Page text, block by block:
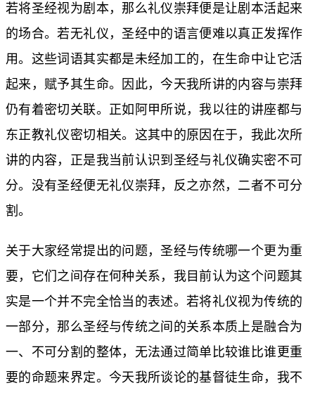
若将圣经视为剧本，那么礼仪崇拜便是让剧本活起来
的场合。若无礼仪，圣经中的语言便难以真正发挥作
用。这些词语其实都是未经加工的，在生命中让它活
起来，赋予其生命。因此，今天我所讲的内容与崇拜
仍有着密切关联。正如阿甲所说，我以往的讲座都与
东正教礼仪密切相关。这其中的原因在于，我此次所
讲的内容，正是我当前认识到圣经与礼仪确实密不可
分。没有圣经便无礼仪崇拜，反之亦然，二者不可分
割。
关于大家经常提出的问题，圣经与传统哪一个更为重
要，它们之间存在何种关系，我目前认为这个问题其
实是一个并不完全恰当的表述。若将礼仪视为传统的
一部分，那么圣经与传统之间的关系本质上是融合为
一、不可分割的整体，无法通过简单比较谁比谁更重
要的命题来界定。今天我所谈论的基督徒生命，我不